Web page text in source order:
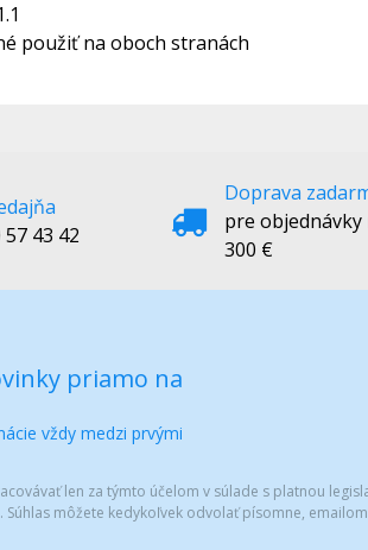
použiť na oboch stranách
43 42
Doprava
pre objednávky
300 €
priamo na
vždy medzi prvými
len za týmto účelom v súlade s platnou
Súhlas môžete kedykoľvek odvolať písomne,